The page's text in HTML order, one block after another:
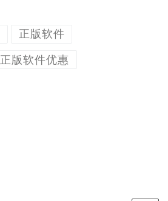
正版软件
正版软件优惠